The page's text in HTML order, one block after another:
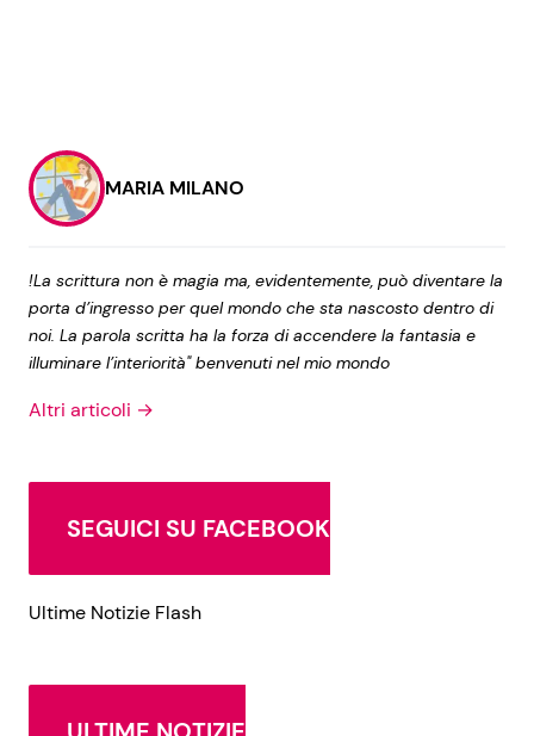
MARIA MILANO
!La scrittura non è magia ma, evidentemente, può diventare la
porta d’ingresso per quel mondo che sta nascosto dentro di
noi. La parola scritta ha la forza di accendere la fantasia e
illuminare l’interiorità" benvenuti nel mio mondo
Altri articoli →
SEGUICI SU FACEBOOK
Ultime Notizie Flash